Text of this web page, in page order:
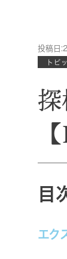
投稿日
トピ
目
エク